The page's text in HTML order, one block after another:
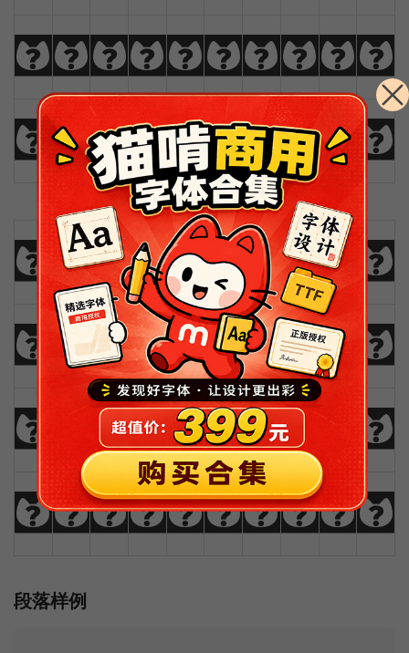
klmnopqrst
uvwxyzÄÅÆÇ
012345678 9
!@#$%^&*()
_
-={}|[] ?
:;"'<>,./\
段落样例